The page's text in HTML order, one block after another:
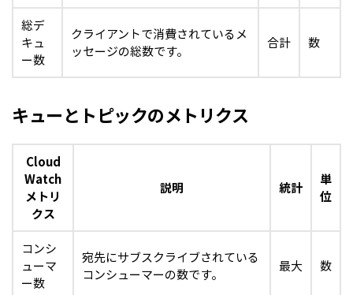
総デ
キュ
ー数
クライアントで消費されているメ
ッセージの総数です。
合計 数
キューとトピックのメトリクス
Cloud
Watch
メトリ
クス
説明 統計
単
位
コンシ
ューマ
ー数
宛先にサブスクライブされている
コンシューマーの数です。
最大 数